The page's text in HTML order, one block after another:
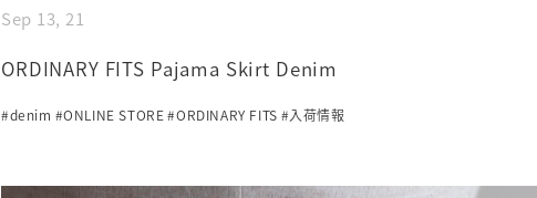
Sep 13, 21
ORDINARY FITS Pajama Skirt Denim
#denim #ONLINE STORE#ORDINARY FITS #入荷情報